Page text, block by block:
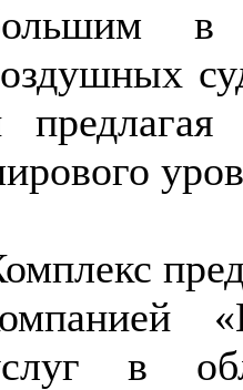
в
предлагая
в